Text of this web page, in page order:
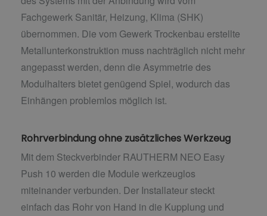
Fachgewerk Sanitär, Heizung, Klima (SHK)
übernommen. Die vom Gewerk Trockenbau erstellte
Metallunterkonstruktion muss nachträglich nicht mehr
angepasst werden, denn die Asymmetrie des
Modulhalters bietet genügend Spiel, wodurch das
Einhängen problemlos möglich ist.
Rohrverbindung ohne zusätzliches Werkzeug
Mit dem Steckverbinder RAUTHERM NEO Easy
Push 10 werden die Module werkzeuglos
miteinander verbunden. Der Installateur steckt
einfach das Rohr von Hand in die Kupplung und